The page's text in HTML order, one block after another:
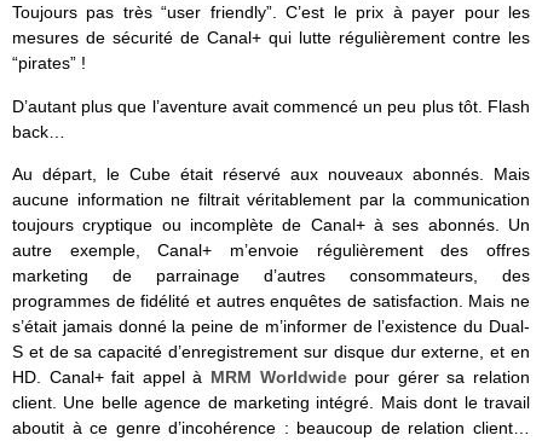
Toujours pas très “user friendly”. C’est le prix à payer pour les
mesures de sécurité de Canal+ qui lutte régulièrement contre les
“pirates” !
D’autant plus que l’aventure avait commencé un peu plus tôt. Flash
back…
Au départ, le Cube était réservé aux nouveaux abonnés. Mais
aucune information ne filtrait véritablement par la communication
toujours cryptique ou incomplète de Canal+ à ses abonnés. Un
autre exemple, Canal+ m’envoie régulièrement des offres
marketing de parrainage d’autres consommateurs, des
programmes de fidélité et autres enquêtes de satisfaction. Mais ne
s’était jamais donné la peine de m’informer de l’existence du Dual-
S et de sa capacité d’enregistrement sur disque dur externe, et en
HD. Canal+ fait appel à MRM Worldwidepour gérer sa relation
client. Une belle agence de marketing intégré. Mais dont le travail
aboutit à ce genre d’incohérence : beaucoup de relation client…